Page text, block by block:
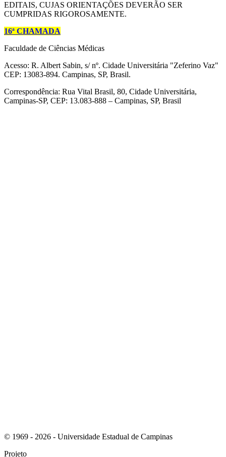
EDITAIS, CUJAS ORIENTAÇÕES DEVERÃO SER
CUMPRIDAS RIGOROSAMENTE.
16ª CHAMADA
Faculdade de Ciências Médicas
Acesso: R. Albert Sabin, s/ nº. Cidade Universitária "Zeferino Vaz"
CEP: 13083-894. Campinas, SP, Brasil.
Correspondência: Rua Vital Brasil, 80, Cidade Universitária,
Campinas-SP, CEP: 13.083-888 – Campinas, SP, Brasil
© 1969 - 2026 - Universidade Estadual de Campinas
Projeto